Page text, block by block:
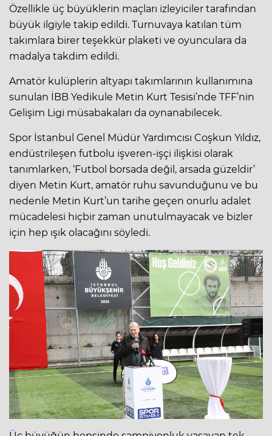
Özellikle üç büyüklerin maçları izleyiciler tarafından
büyük ilgiyle takip edildi. Turnuvaya katılan tüm
takımlara birer teşekkür plaketi ve oyunculara da
madalya takdim edildi.
Amatör kulüplerin altyapı takımlarının kullanımına
sunulan İBB Yedikule Metin Kurt Tesisi’nde TFF’nin
Gelişim Ligi müsabakaları da oynanabilecek.
Spor İstanbul Genel Müdür Yardımcısı Coşkun Yıldız,
endüstrileşen futbolu işveren-işçi ilişkisi olarak
tanımlarken, ‘Futbol borsada değil, arsada güzeldir’
diyen Metin Kurt, amatör ruhu savunduğunu ve bu
nedenle Metin Kurt’un tarihe geçen onurlu adalet
mücadelesi hiçbir zaman unutulmayacak ve bizler
için hep ışık olacağını söyledi.